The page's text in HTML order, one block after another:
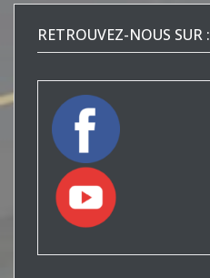
RETROUVEZ-NOUS SUR :